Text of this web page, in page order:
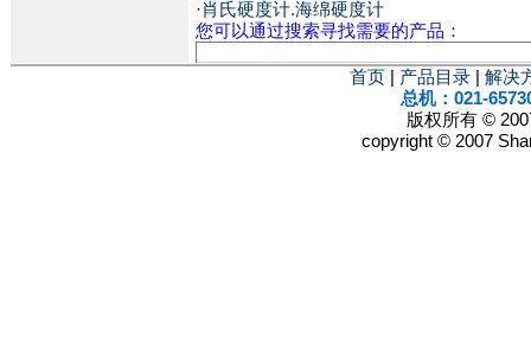
·肖氏硬度计.海绵硬度计
您可以通过搜索寻找需要的产品：
首页 产品目录
解决
总机：021-
版权所有 ©
copyright © 2007